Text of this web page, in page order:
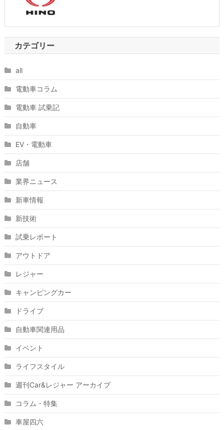
カテゴリー
all
電動車コラム
電動車 試乗記
自動車
EV・電動車
店舗
業界ニュース
新車情報
新技術
試乗レポート
アウトドア
レジャー
キャンピングカー
ドライブ
自動車関連用品
イベント
ライフスタイル
週刊Car&レジャー アーカイブ
コラム・特集
車屋四六